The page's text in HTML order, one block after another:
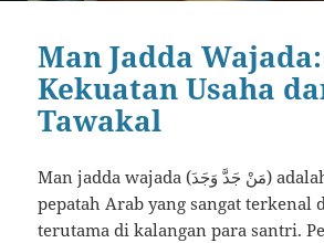
Man Jadda Wajada:
Kekuatan Usaha
Tawakal
Man jadda wajada (مَنْ جَدَّ وَجَدَ) adalah salah satu
pepatah Arab yang sangat terkenal
terutama di kalangan para santri.